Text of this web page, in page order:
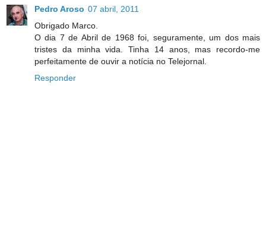
Pedro Aroso 07 abril, 2011
Obrigado Marco.
O dia 7 de Abril de 1968 foi, seguramente, um dos mais
tristes da minha vida. Tinha 14 anos, mas recordo-me
perfeitamente de ouvir a notícia no Telejornal.
Responder